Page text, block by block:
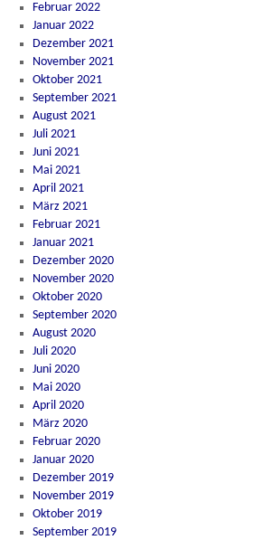
Februar 2022
Januar 2022
Dezember 2021
November 2021
Oktober 2021
September 2021
August 2021
Juli 2021
Juni 2021
Mai 2021
April 2021
März 2021
Februar 2021
Januar 2021
Dezember 2020
November 2020
Oktober 2020
September 2020
August 2020
Juli 2020
Juni 2020
Mai 2020
April 2020
März 2020
Februar 2020
Januar 2020
Dezember 2019
November 2019
Oktober 2019
September 2019